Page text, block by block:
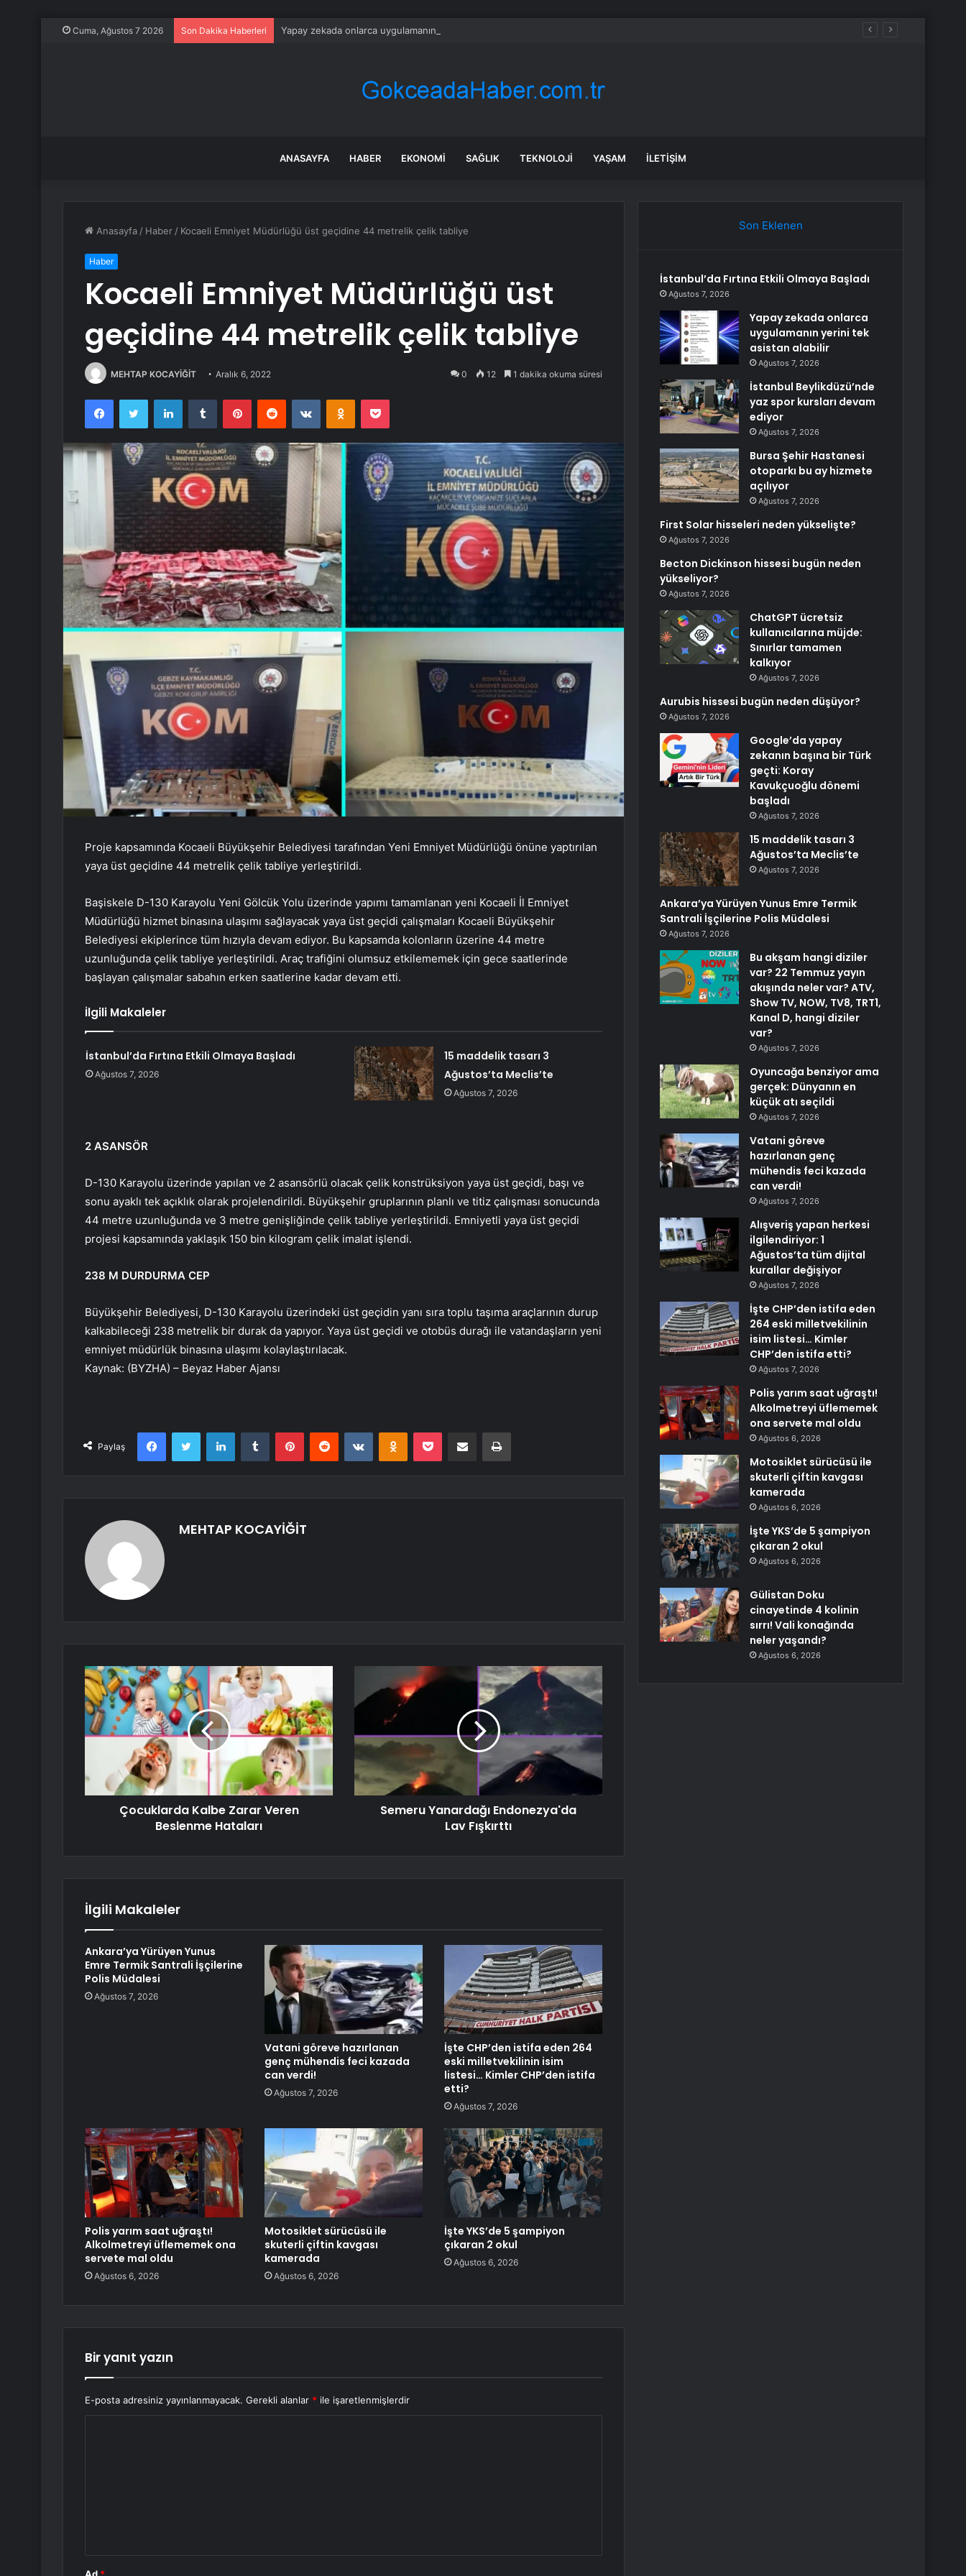
Cuma, Ağustos 7 2026 Son Dakika Haberleri Yapay zekada onlarca uygulamanın yerini tek asistan alabilir
ANASAYFA HABER EKONOMI SAĞLIK TEKNOLOJI YAŞAM İLETIŞIM
Anasayfa / Haber / Kocaeli Emniyet Müdürlüğü üst geçidine 44 metrelik çelik tabliye
Haber
Kocaeli Emniyet Müdürlüğü üst
geçidine 44 metrelik çelik tabliye
MEHTAP KOCAYİĞİT Aralık 6, 2022 0 12 1 dakika okuma süresi
FacebookTwitter LinkedInTumblr PinterestReddit VKontakteOdnoklassniki
Pocket
Proje kapsamında Kocaeli Büyükşehir Belediyesi tarafından Yeni Emniyet Müdürlüğü önüne yaptırılan
yaya üst geçidine 44 metrelik çelik tabliye yerleştirildi.
Başiskele D-130 Karayolu Yeni Gölcük Yolu üzerinde yapımı tamamlanan yeni Kocaeli İl Emniyet
Müdürlüğü hizmet binasına ulaşımı sağlayacak yaya üst geçidi çalışmaları Kocaeli Büyükşehir
Belediyesi ekiplerince tüm hızıyla devam ediyor. Bu kapsamda kolonların üzerine 44 metre
uzunluğunda çelik tabliye yerleştirildi. Araç trafiğini olumsuz etkilememek için gece saatlerinde
başlayan çalışmalar sabahın erken saatlerine kadar devam etti.
İlgili Makaleler
İstanbul’da Fırtına Etkili Olmaya Başladı
Ağustos 7, 2026
15 maddelik tasarı 3
Ağustos’ta Meclis’te
Ağustos 7, 2026
2 ASANSÖR
D-130 Karayolu üzerinde yapılan ve 2 asansörlü olacak çelik konstrüksiyon yaya üst geçidi, başı ve
sonu ayaklı tek açıklık olarak projelendirildi. Büyükşehir gruplarının planlı ve titiz çalışması sonucunda
44 metre uzunluğunda ve 3 metre genişliğinde çelik tabliye yerleştirildi. Emniyetli yaya üst geçidi
projesi kapsamında yaklaşık 150 bin kilogram çelik imalat işlendi.
238 M DURDURMA CEP
Büyükşehir Belediyesi, D-130 Karayolu üzerindeki üst geçidin yanı sıra toplu taşıma araçlarının durup
kalkabileceği 238 metrelik bir durak da yapıyor. Yaya üst geçidi ve otobüs durağı ile vatandaşların yeni
emniyet müdürlük binasına ulaşımı kolaylaştırılacak.
Kaynak: (BYZHA) – Beyaz Haber Ajansı
Paylaş
FacebookTwitter LinkedInTumblr PinterestReddit VKontakteOdnoklassniki
Pocket E-Posta ile paylaş Yazdır
MEHTAP KOCAYİĞİT
Çocuklarda Kalbe Zarar Veren
Beslenme Hataları
Semeru Yanardağı Endonezya'da
Lav Fışkırttı
İlgili Makaleler
Ankara’ya Yürüyen Yunus
Emre Termik Santrali İşçilerine
Polis Müdalesi
Ağustos 7, 2026
Vatani göreve hazırlanan
genç mühendis feci kazada
can verdi!
Ağustos 7, 2026
İşte CHP’den istifa eden 264
eski milletvekilinin isim
listesi… Kimler CHP’den istifa
etti?
Ağustos 7, 2026
Polis yarım saat uğraştı!
Alkolmetreyi üflememek ona
servete mal oldu
Ağustos 6, 2026
Motosiklet sürücüsü ile
skuterli çiftin kavgası
kamerada
Ağustos 6, 2026
İşte YKS’de 5 şampiyon
çıkaran 2 okul
Ağustos 6, 2026
Bir yanıt yazın
E-posta adresiniz yayınlanmayacak. Gerekli alanlar * ile işaretlenmişlerdir
Son Eklenen
İstanbul’da Fırtına Etkili Olmaya Başladı
Ağustos 7, 2026
Yapay zekada onlarca
uygulamanın yerini tek
asistan alabilir
Ağustos 7, 2026
İstanbul Beylikdüzü’nde
yaz spor kursları devam
ediyor
Ağustos 7, 2026
Bursa Şehir Hastanesi
otoparkı bu ay hizmete
açılıyor
Ağustos 7, 2026
First Solar hisseleri neden yükselişte?
Ağustos 7, 2026
Becton Dickinson hissesi bugün neden
yükseliyor?
Ağustos 7, 2026
ChatGPT ücretsiz
kullanıcılarına müjde:
Sınırlar tamamen
kalkıyor
Ağustos 7, 2026
Aurubis hissesi bugün neden düşüyor?
Ağustos 7, 2026
Google’da yapay
zekanın başına bir Türk
geçti: Koray
Kavukçuoğlu dönemi
başladı
Ağustos 7, 2026
15 maddelik tasarı 3
Ağustos’ta Meclis’te
Ağustos 7, 2026
Ankara’ya Yürüyen Yunus Emre Termik
Santrali İşçilerine Polis Müdalesi
Ağustos 7, 2026
Bu akşam hangi diziler
var? 22 Temmuz yayın
akışında neler var? ATV,
Show TV, NOW, TV8, TRT1,
Kanal D, hangi diziler
var?
Ağustos 7, 2026
Oyuncağa benziyor ama
gerçek: Dünyanın en
küçük atı seçildi
Ağustos 7, 2026
Vatani göreve
hazırlanan genç
mühendis feci kazada
can verdi!
Ağustos 7, 2026
Alışveriş yapan herkesi
ilgilendiriyor: 1
Ağustos’ta tüm dijital
kurallar değişiyor
Ağustos 7, 2026
İşte CHP’den istifa eden
264 eski milletvekilinin
isim listesi… Kimler
CHP’den istifa etti?
Ağustos 7, 2026
Polis yarım saat uğraştı!
Alkolmetreyi üflememek
ona servete mal oldu
Ağustos 6, 2026
Motosiklet sürücüsü ile
skuterli çiftin kavgası
kamerada
Ağustos 6, 2026
İşte YKS’de 5 şampiyon
çıkaran 2 okul
Ağustos 6, 2026
Gülistan Doku
cinayetinde 4 kolinin
sırrı! Vali konağında
neler yaşandı?
Ağustos 6, 2026